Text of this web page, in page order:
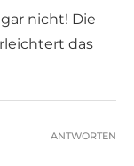
nicht! Die
das
ANTWORTEN